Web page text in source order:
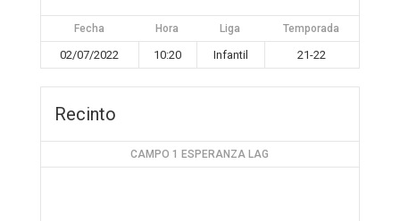
Fecha Hora Liga Temporada
02/07/2022 10:20 Infantil 21-22
Recinto
CAMPO 1 ESPERANZA LAG